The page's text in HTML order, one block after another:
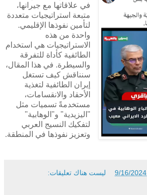
في علاقاتها مع جيرانها،
متبعة استراتيجيات متعددة
لتأمين نفوذها الإقليمي.
واحدة من هذه
الاستراتيجيات هي استخدام
الطائفية كأداة للتفرقة
والسيطرة. في هذا المقال،
سنناقش كيف تستغل
إيران الطائفية لتغذية
الأحقاد والانقسامات،
مستخدمةً تسميات مثل
"اليزيدية" و"الوهابية"
لتفكيك النسيج العربي
وتعزيز نفوذها في المنطقة.
9/16/2024 ليست هناك تعليقات: